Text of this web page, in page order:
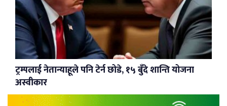
ट्रम्पलाई नेतान्याहूले पनि टेर्न छोडे, १५ बुँदे शान्ति योजना
अस्वीकार